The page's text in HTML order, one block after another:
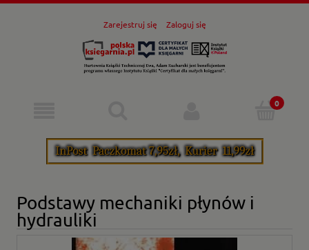
Zarejestruj się Zaloguj się
Podstawy mechaniki płynów i
hydrauliki